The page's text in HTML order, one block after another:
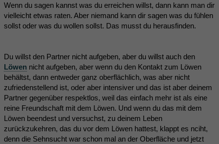
Wenn du sagen kannst was du erreichen willst, dann kann man dir
vielleicht etwas raten. Aber niemand kann dir sagen was du fühlen
sollst oder was du wollen sollst. Das musst du herausfinden.
Du willst den Partner nicht aufgeben, aber du willst auch den
Löwen nicht aufgeben, aber wenn du den Kontakt zum Löwen
behältst, dann entweder ganz oberflächlich, was aber nicht
zufriedenstellend ist, oder aber intensiver und das ist aber deinem
Partner gegenüber respektlos, weil das einfach mehr ist als eine
reine Freundschaft mit dem Löwen. Und wenn du das mit dem
Löwen beendest und versuchst, zu deinem Leben
zurückzukehren, das du vor dem Löwen hattest, klappt es nciht,
denn die Sehnsucht war schon mal an der Oberfläche und jetzt